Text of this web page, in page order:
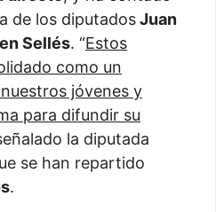
de los diputadosJuan
Sellés. “Estos
como un
jóvenes y
para difundir su
la diputada
se han repartido
.